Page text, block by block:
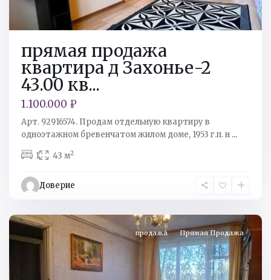
прямая продажа
квартира д Захонье-2
43.00 кв...
1.100.000 ₽
Арт. 92916574. Продам отдельную квартиру в
одноэтажном бревенчатом жилом доме, 1953 г.п. н ...
1 43 м2
Доверие
Кингисеппский
р-
н,
продажа Прямая Продажа